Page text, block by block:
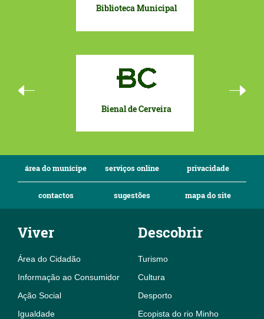
Orçamento Participativo
Bienal de Cerveira
área do munícipe serviços online privacidade
contactos sugestões mapa do site
Viver
Área do Cidadão
Informação ao Consumidor
Ação Social
Igualdade
Descobrir
Turismo
Cultura
Desporto
Ecopista do rio Minho